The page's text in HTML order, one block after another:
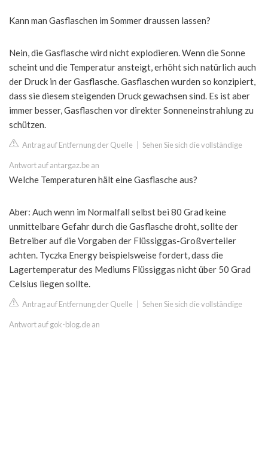
Kann man Gasflaschen im Sommer draussen lassen?
Nein, die Gasflasche wird nicht explodieren. Wenn die Sonne
scheint und die Temperatur ansteigt, erhöht sich natürlich auch
der Druck in der Gasflasche. Gasflaschen wurden so konzipiert,
dass sie diesem steigenden Druck gewachsen sind. Es ist aber
immer besser, Gasflaschen vor direkter Sonneneinstrahlung zu
schützen.
Antrag auf Entfernung der Quelle Sehen Sie sich die vollständige
Antwort auf antargaz.be an
Welche Temperaturen hält eine Gasflasche aus?
Aber: Auch wenn im Normalfall selbst bei 80 Grad keine
unmittelbare Gefahr durch die Gasflasche droht, sollte der
Betreiber auf die Vorgaben der Flüssiggas-Großverteiler
achten. Tyczka Energy beispielsweise fordert, dass die
Lagertemperatur des Mediums Flüssiggas nicht über 50 Grad
Celsius liegen sollte.
Antrag auf Entfernung der Quelle Sehen Sie sich die vollständige
Antwort auf gok-blog.de an